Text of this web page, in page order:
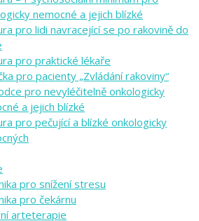
nemocné a jejich blízké
pro lidi navracející se po rakovině do
pro praktické lékaře
pro pacienty „Zvládání rakoviny“
pro nevyléčitelně onkologicky
a jejich blízké
pro pečující a blízké onkologicky
pro snížení stresu
pro čekárnu
arteterapie